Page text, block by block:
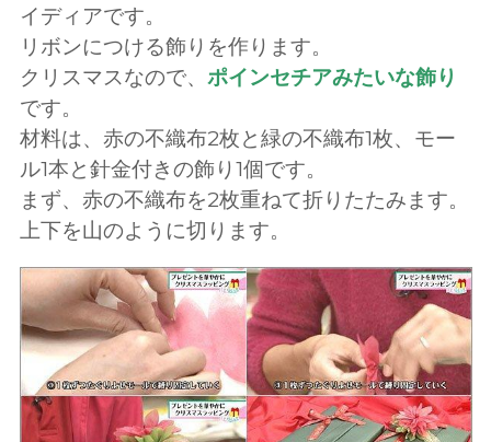
イディアです。
リボンにつける飾りを作ります。
クリスマスなので、 ポインセチアみたいな飾り
です。
材料は、赤の不織布2枚と緑の不織布1枚、モー
ル1本と針金付きの飾り1個です。
まず、赤の不織布を2枚重ねて折りたたみます。
上下を山のように切ります。